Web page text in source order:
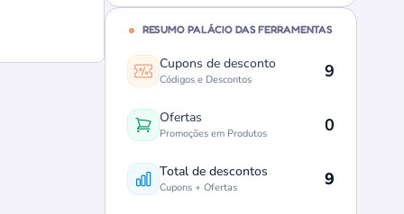
RESUMO PALÁCIO DAS FERRAMENTAS
Cupons de desconto
Códigos e Descontos 9
Ofertas
Promoções em Produtos 0
Total de descontos
Cupons + Ofertas 9